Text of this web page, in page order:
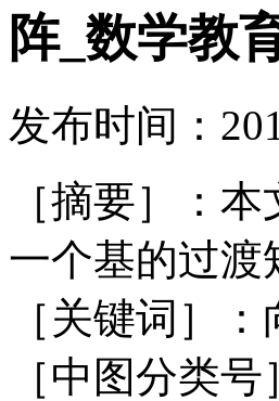
阵_数学教
发布时间：
［摘要］：
一个基的过渡
［关键词］
［中图分类号